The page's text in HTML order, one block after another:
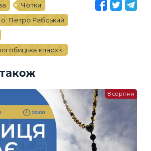
Чотки
о. Петро Рабський
єпархія
8 серпня